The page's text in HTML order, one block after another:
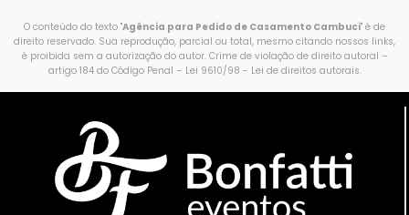
O conteúdo do texto "Agência para Pedido de Casamento Cambuci" é de
direito reservado. Sua reprodução, parcial ou total, mesmo citando nossos links,
é proibida sem a autorização do autor. Crime de violação de direito autoral –
artigo 184 do Código Penal – Lei 9610/98 - Lei de direitos autorais.